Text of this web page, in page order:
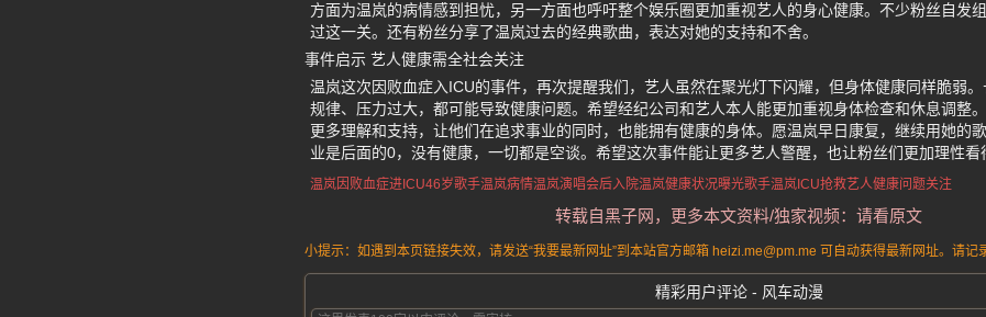
方面为温岚的病情感到担忧，另一方面也呼吁整个娱乐圈更加重视艺人的身心健康。不少粉丝自发
过这一关。还有粉丝分享了温岚过去的经典歌曲，表达对她的支持和不舍。
事件启示 艺人健康需全社会关注
温岚这次因败血症入ICU的事件，再次提醒我们，艺人虽然在聚光灯下闪耀，但身体健康同样脆弱
规律、压力过大，都可能导致健康问题。希望经纪公司和艺人本人能更加重视身体检查和休息调整
更多理解和支持，让他们在追求事业的同时，也能拥有健康的身体。愿温岚早日康复，继续用她的
业是后面的0，没有健康，一切都是空谈。希望这次事件能让更多艺人警醒，也让粉丝们更加理性看
温岚因败血症进ICU46岁歌手温岚病情温岚演唱会后入院温岚健康状况曝光歌手温岚ICU抢救艺人健康问题关注
转载自黑子网，更多本文资料/独家视频：请看原文
小提示：如遇到本页链接失效，请发送“我要最新网址”到本站官方邮箱 heizi.me@pm.me 可自动获得最新网址。请记
精彩用户评论 - 风车动漫